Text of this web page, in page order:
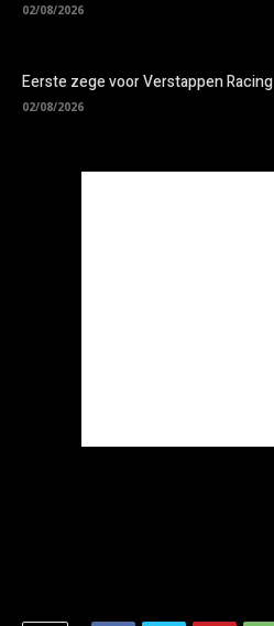
02/08/2026
Eerste zege voor Verstappen Racing
02/08/2026